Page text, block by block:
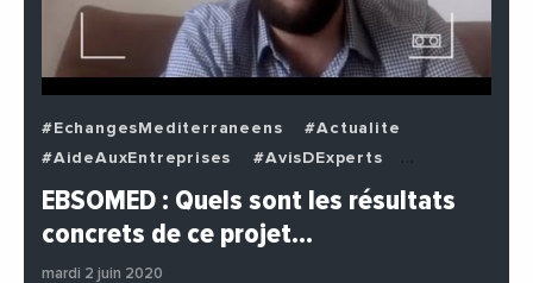
#EchangesMediterraneens
#Actualite
#AideAuxEntreprises
#AvisDExperts
#BuzzNews
#Decideurs
#Entreprises
#Institutions
EBSOMED : Quels sont les résultats
concrets de ce projet…
mardi 2 juin 2020